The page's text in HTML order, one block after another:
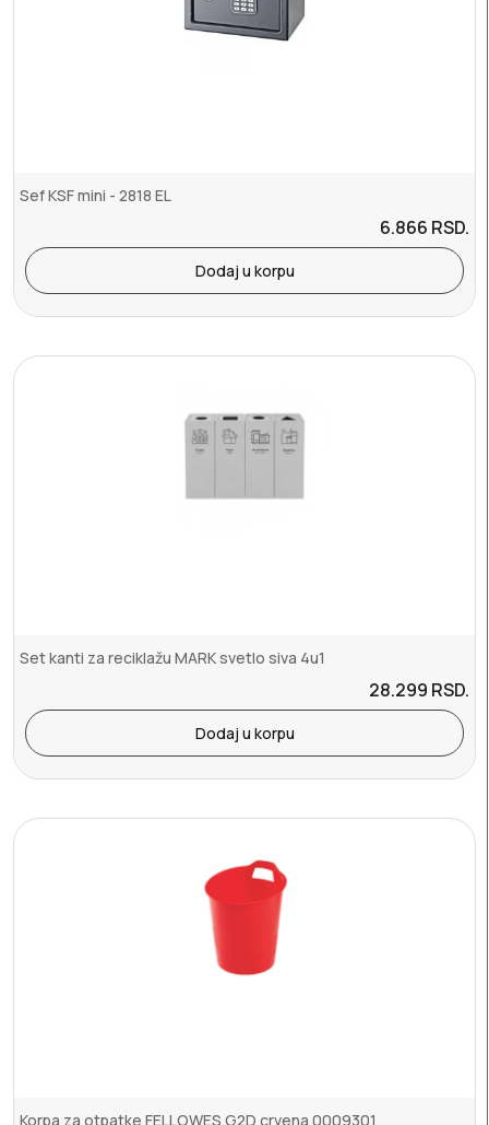
Sef KSF mini - 2818 EL
6.866 RSD.
Dodaj u korpu
Set kanti za reciklažu MARK svetlo siva 4u1
28.299 RSD.
Dodaj u korpu
Korpa za otpatke FELLOWES G2D crvena 0009301